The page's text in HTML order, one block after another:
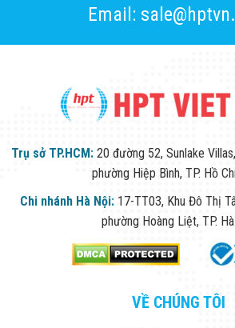
Email:
Trụ sở TP.HCM: 20 đường 52, Sunlake
phường Hiệp Bình, TP. Hồ
Chi nhánh Hà Nội: 17-TT03, Khu Đô Thị
phường Hoàng Liệt, TP.
VỀ CHÚNG TÔI